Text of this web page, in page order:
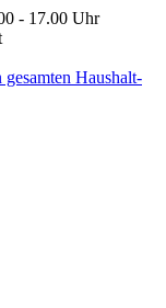
- 17.00 Uhr